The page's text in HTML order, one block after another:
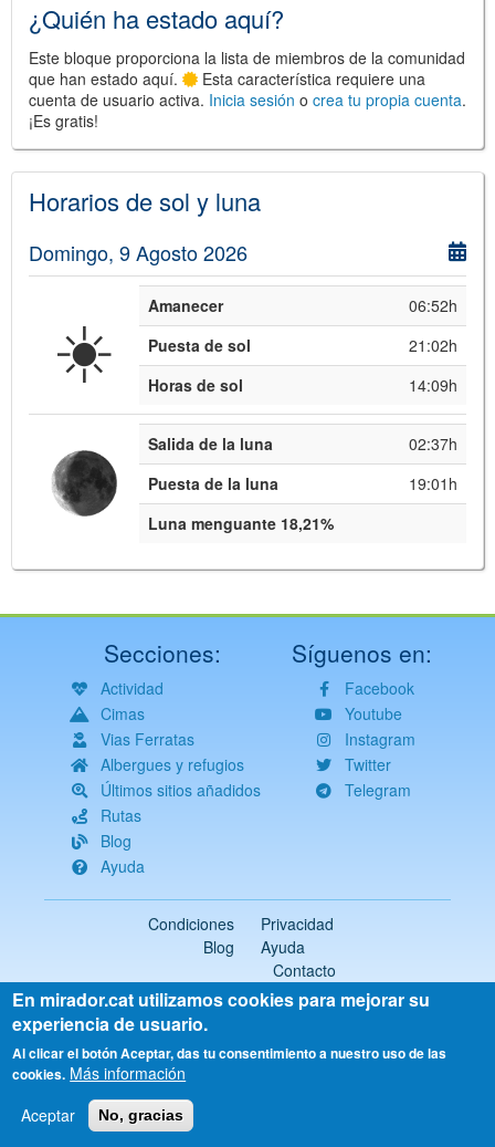
¿Quién ha estado aquí?
Este bloque proporciona la lista de miembros de la comunidad
que han estado aquí.
Esta característica requiere una
cuenta de usuario activa. Inicia sesión o crea tu propia cuenta.
¡Es gratis!
Horarios de sol y luna
Domingo, 9 Agosto 2026
☀️ Amanecer
06:52h
Puesta de sol
21:02h
Horas de sol
14:09h
Salida de la luna
02:37h
Puesta de la luna
19:01h
Luna menguante 18,21%
Secciones:
Actividad
Cimas
Vias Ferratas
Albergues y refugios
Últimos sitios añadidos
Rutas
Blog
Ayuda
Síguenos en:
Facebook
Youtube
Instagram
Twitter
Telegram
Condiciones
Privacidad
Blog
Ayuda
Contacto
2018-2026 ©mirador.cat
Todos los derechos reservados
Select
En mirador.cat utilizamos cookies para mejorar su
experiencia de usuario.
Al clicar el botón Aceptar, das tu consentimiento a nuestro uso de las
cookies. Más información
Aceptar
No, gracias